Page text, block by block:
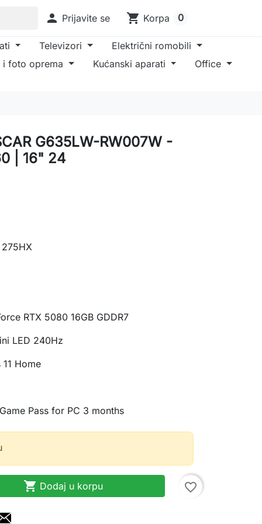
 Prijavite se shopping_cart Korpa 0
Televizori
Električni romobili
i foto oprema
Kućanski aparati Office
G635LW-RW007W -
| 16" 24
RTX 5080 16GB GDDR7
LED 240Hz
Home
Pass for PC 3 months
 Dodaj u korpu favorite_border